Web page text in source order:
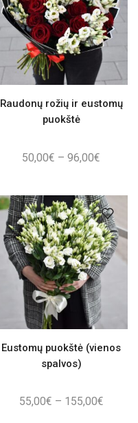
Raudonų rožių ir eustomų
puokštė
50,00€ – 96,00€
through
96,00€
Eustomų puokštė (vienos
spalvos)
55,00€ – 155,00€Price